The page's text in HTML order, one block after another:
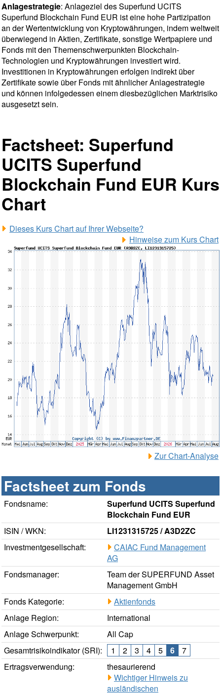
Anlagestrategie: Anlageziel des Superfund UCITS
Superfund Blockchain Fund EUR ist eine hohe Partizipation
an der Wertentwicklung von Kryptowährungen, indem weltweit
überwiegend in Aktien, Zertifikate, sonstige Wertpapiere und
Fonds mit den Themenschwerpunkten Blockchain-
Technologien und Kryptowährungen investiert wird.
Investitionen in Kryptowährungen erfolgen indirekt über
Zertifikate sowie über Fonds mit ähnlicher Anlagestrategie
und können infolgedessen einem diesbezüglichen Marktrisiko
ausgesetzt sein.
Factsheet: Superfund
UCITS Superfund
Blockchain Fund EUR Kurs
Chart
Dieses Kurs Chart auf Ihrer Webseite?
Hinweise zum Kurs Chart
Zur Chart-Analyse
Factsheet zum Fonds
Fondsname:
Superfund UCITS Superfund
Blockchain Fund EUR
ISIN / WKN:
LI1231315725 / A3D2ZC
Investmentgesellschaft:
CAIAC Fund Management
AG
Fondsmanager:
Team der SUPERFUND Asset
Management GmbH
Fonds Kategorie:
Aktienfonds
Anlage Region:
International
Anlage Schwerpunkt:
All Cap
Gesamtrisikoindikator (SRI):
1 2 3 4 5 6
7
Ertragsverwendung:
thesaurierend
Wichtiger Hinweis zu
ausländischen